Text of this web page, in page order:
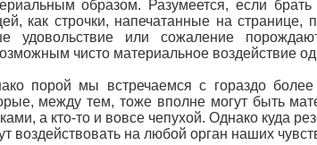
образом. Разумеется, если
как строчки, напечатанные на
удовольствие или сожаление
чисто материальное воздействие
порой мы встречаемся с гораздо
между тем, тоже вполне могут быть
а кто-то и вовсе чепухой. Однако куда
воздействовать на любой орган наших